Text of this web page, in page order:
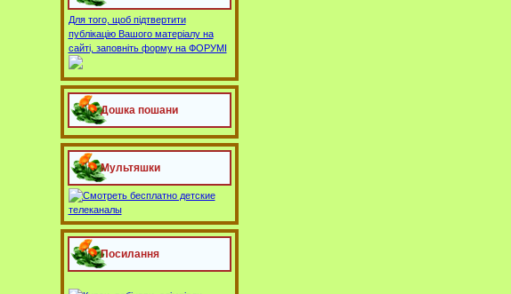
Для того, щоб підтвертити
публікацію Вашого матеріалу на
сайті, заповніть форму на ФОРУМІ
Дошка пошани
Мультяшки
Посилання